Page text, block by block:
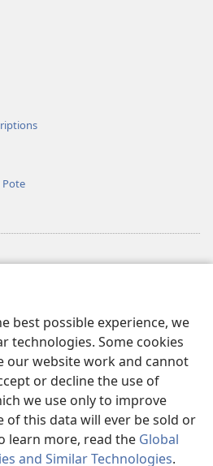
best possible experience, we
technologies. Some cookies
our website work and cannot
or decline the use of
we use only to improve
of this data will ever be sold or
learn more, read the Global
and Similar Technologies.
Pote
MTANDAO™